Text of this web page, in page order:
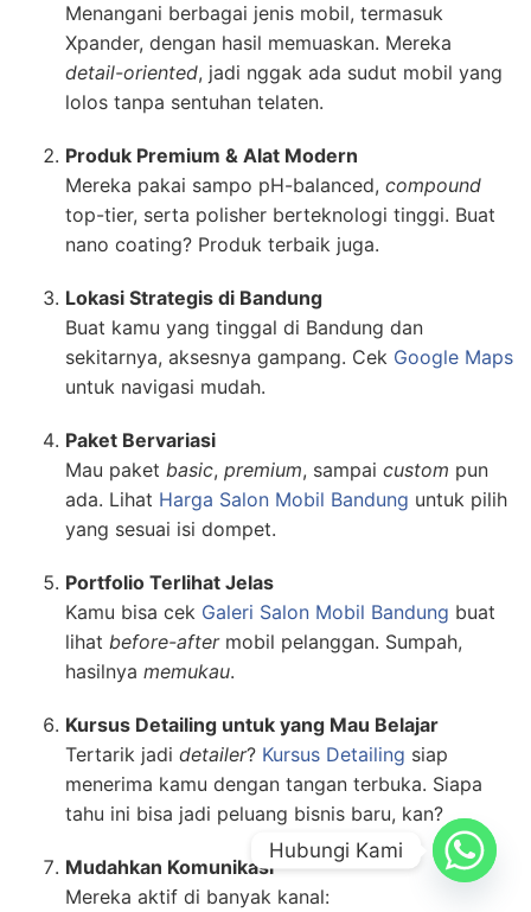
Menangani berbagai jenis mobil, termasuk
Xpander, dengan hasil memuaskan. Mereka
detail-oriented, jadi nggak ada sudut mobil yang
lolos tanpa sentuhan telaten.
Produk Premium & Alat Modern
Mereka pakai sampo pH-balanced, compound
top-tier, serta polisher berteknologi tinggi. Buat
nano coating? Produk terbaik juga.
Lokasi Strategis di Bandung
Buat kamu yang tinggal di Bandung dan
sekitarnya, aksesnya gampang. Cek Google Maps
untuk navigasi mudah.
Paket Bervariasi
Mau paket basic, premium, sampai custom pun
ada. Lihat Harga Salon Mobil Bandung untuk pilih
yang sesuai isi dompet.
Portfolio Terlihat Jelas
Kamu bisa cek Galeri Salon Mobil Bandung buat
lihat before-aftermobil pelanggan. Sumpah,
hasilnya memukau.
Kursus Detailing untuk yang Mau Belajar
Tertarik jadi detailer? Kursus Detailing siap
menerima kamu dengan tangan terbuka. Siapa
tahu ini bisa jadi peluang bisnis baru, kan?
Mudahkan Komunikasi
Mereka aktif di banyak kanal:
Hubungi Kami